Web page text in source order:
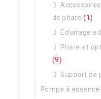
de phare (1)
Eclairage
Phare et
(9)
Support de
Pompe à essence